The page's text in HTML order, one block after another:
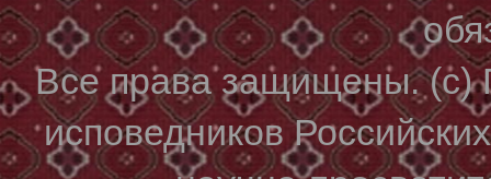
Все права защищены. (с)
исповедников